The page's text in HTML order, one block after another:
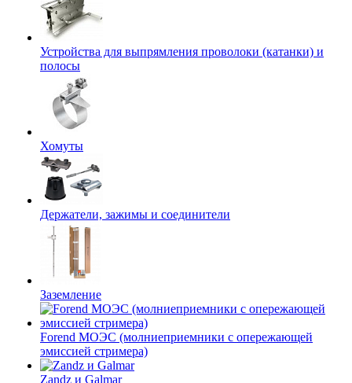
Устройства для выпрямления проволоки (катанки) и
полосы
Хомуты
Держатели, зажимы и соединители
Заземление
Forend МОЭС (молниеприемники с опережающей
эмиссией стримера)
Zandz и Galmar